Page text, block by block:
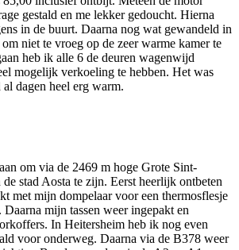
gestald en me lekker gedoucht. Hierna
in de buurt. Daarna nog wat gewandeld in
niet te vroeg op de zeer warme kamer te
heb ik alle 6 de deuren wagenwijd
mogelijk verkoeling te hebben. Het was
dagen heel erg warm.
om via de 2469 m hoge Grote Sint-
stad Aosta te zijn. Eerst heerlijk ontbeten
met mijn dompelaar voor een thermosflesje
mijn tassen weer ingepakt en
In Heitersheim heb ik nog even
voor onderweg. Daarna via de B378 weer